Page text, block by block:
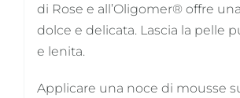
di Rose e all’Oligomer® offre
dolce e delicata. Lascia la pelle
e lenita.
Applicare una noce di mousse